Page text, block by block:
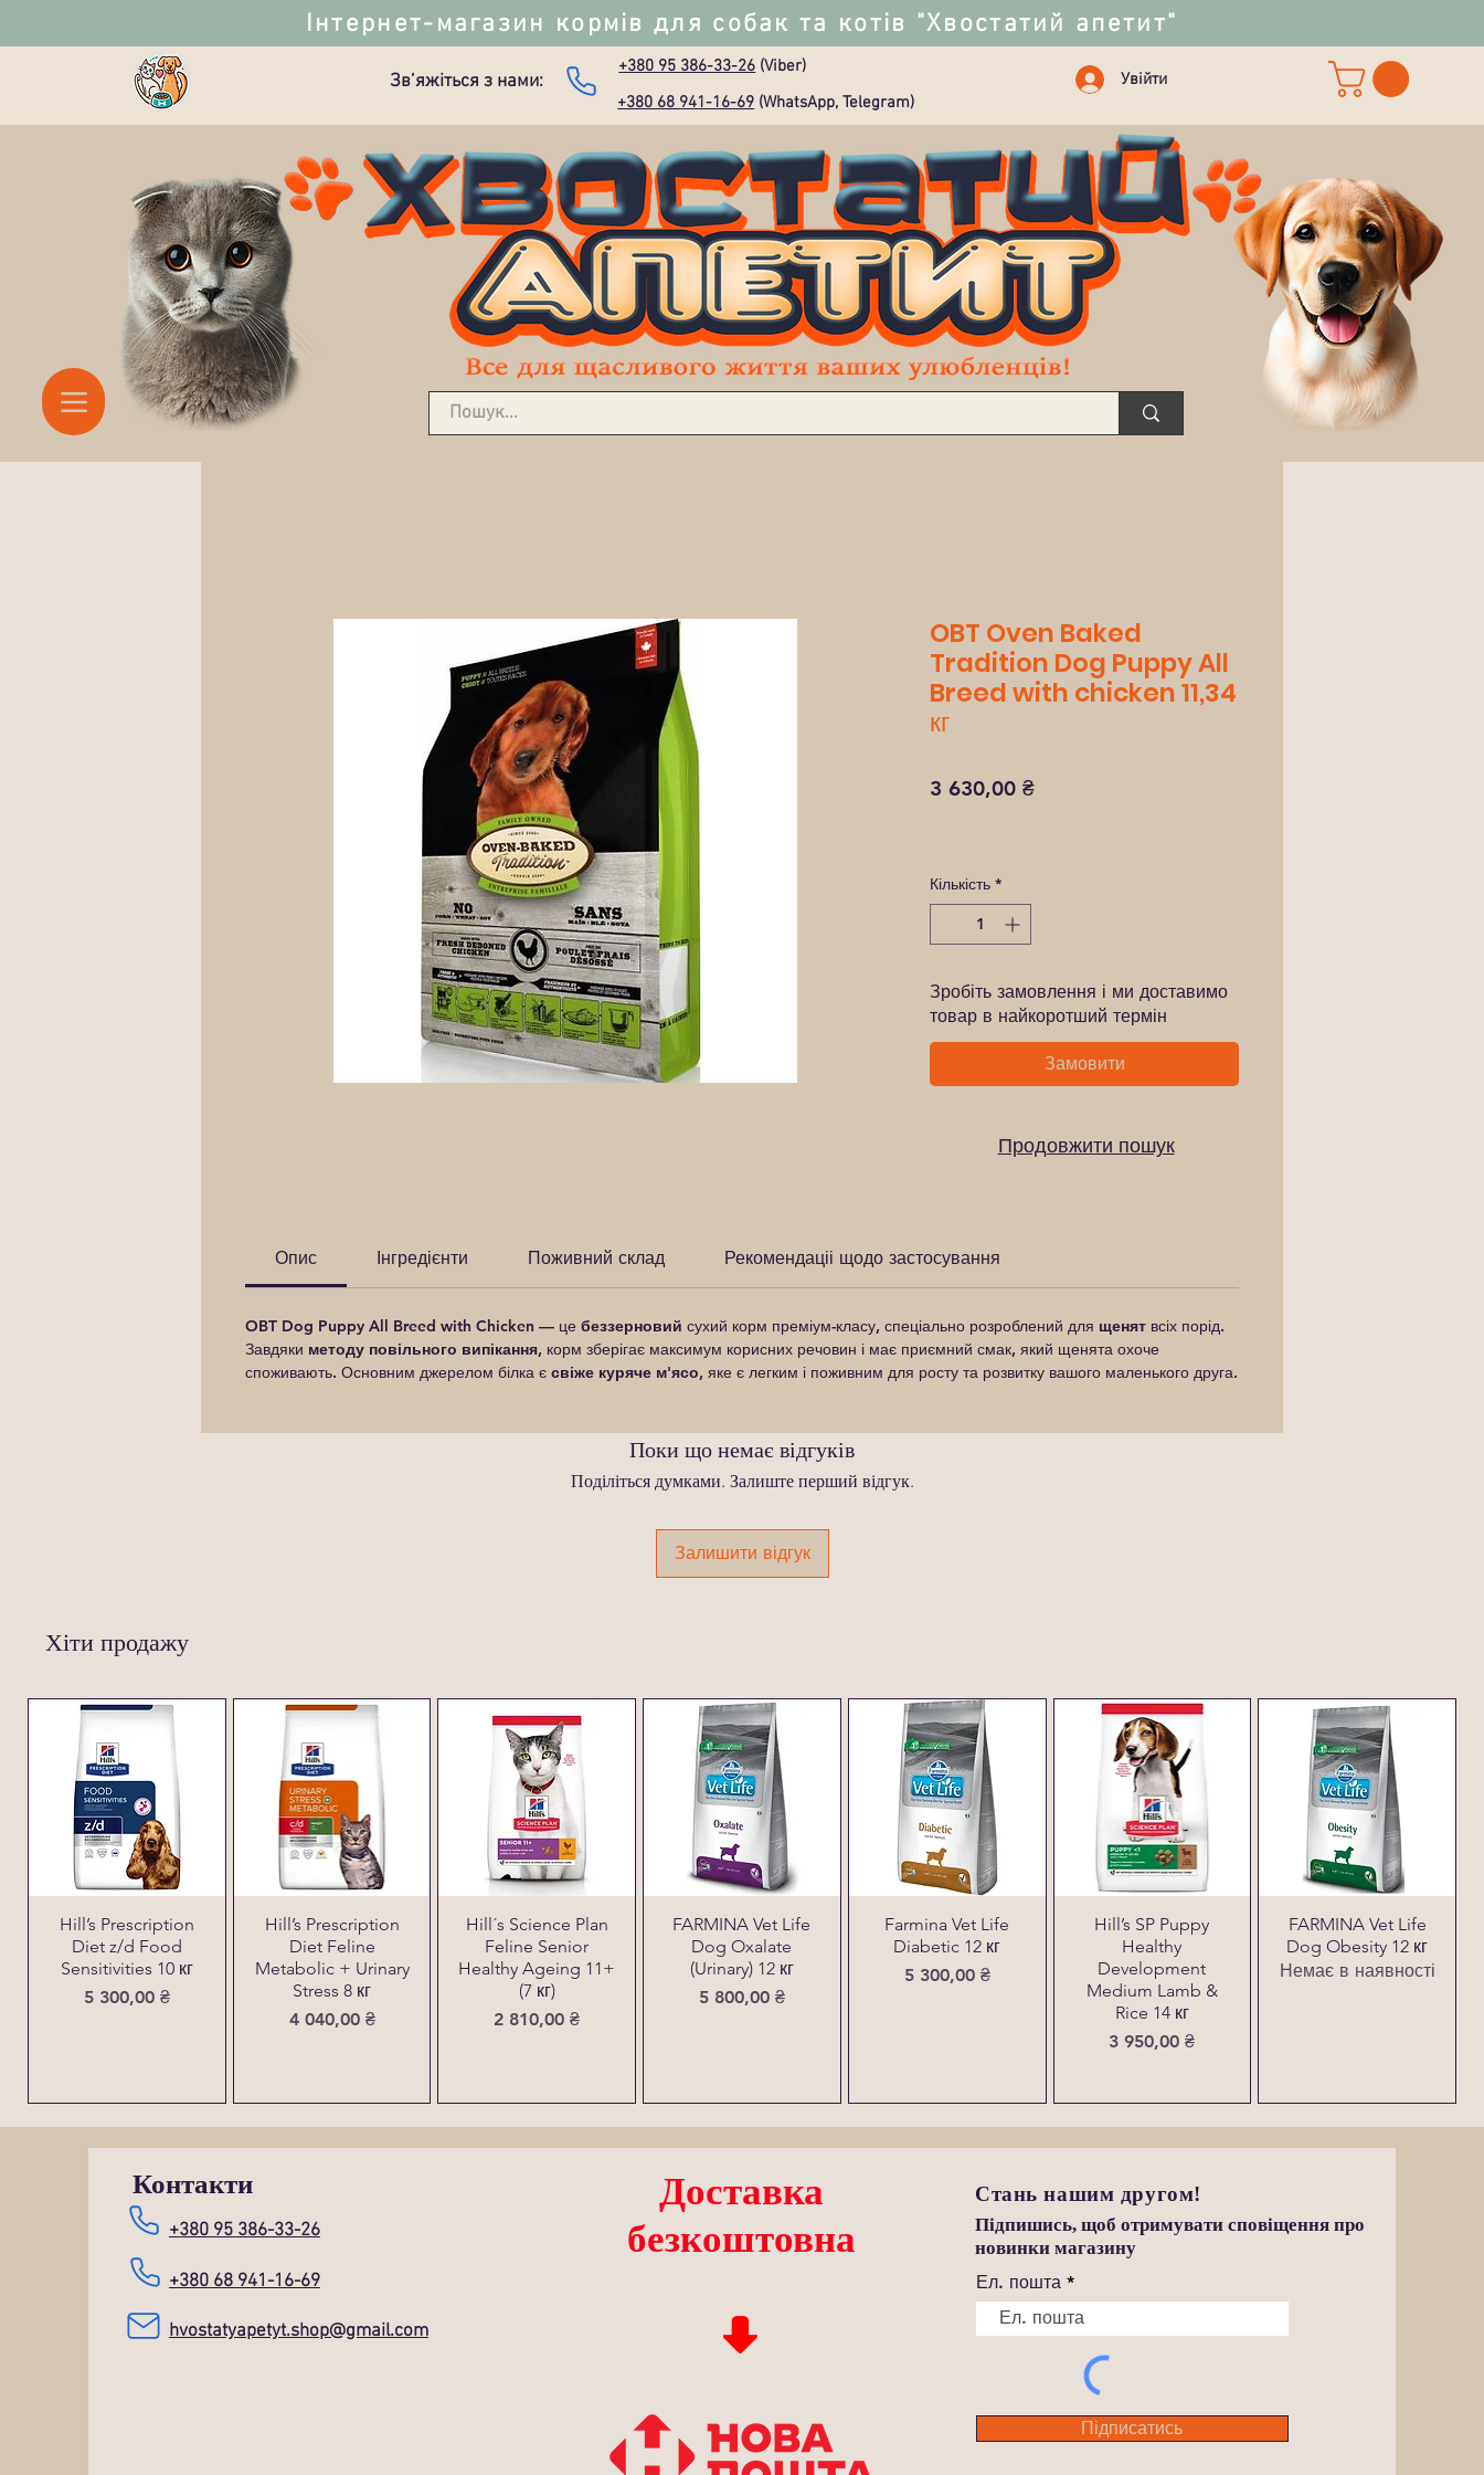
Інтернет-магазин кормів для собак та котів "Хвостатий апетит"
Зв’яжіться з нами:
+380 95 386-33-26 (Viber)
+380 68 941-16-69 (WhatsApp, Telegram)
Увійти
OBT Oven Baked
Tradition Dog Puppy All
Breed with chicken 11,34
кг
3 630,00 ₴Ціна
Кількість *
Зробіть замовлення і ми доставимо
товар в найкоротший термін
Замовити
Опис Інгредієнти Поживний склад Рекомендаціі щодо застосування
OBT Dog Puppy All Breed with Chicken — це беззерновий сухий корм преміум-класу, спеціально розроблений для щенят всіх порід.
Завдяки методу повільного випікання, корм зберігає максимум корисних речовин і має приємний смак, який щенята охоче
споживають. Основним джерелом білка є свіже куряче м'ясо, яке є легким і поживним для росту та розвитку вашого маленького друга.
Поки що немає відгуків
Поділіться думками. Залиште перший відгук.
Залишити відгук
Продовжити пошук
Хіти продажу
Hill’s Prescription
Diet z/d Food
Sensitivities 10 кг
Ціна
5 300,00 ₴
Hill’s Prescription
Diet Feline
Metabolic + Urinary
Stress 8 кг
Ціна
4 040,00 ₴
Hill´s Science Plan
Feline Senior
Healthy Ageing 11+
(7 кг)
Ціна
2 810,00 ₴
FARMINA Vet Life
Dog Oxalate
(Urinary) 12 кг
Ціна
5 800,00 ₴
Farmina Vet Life
Diabetic 12 кг
Ціна
5 300,00 ₴
Hill’s SP Puppy
Healthy
Development
Medium Lamb &
Rice 14 кг
Ціна
3 950,00 ₴
FARMINA Vet Life
Dog Obesity 12 кг
Немає в наявності
Контакти
+380 95 386-33-26
+380 68 941-16-69
hvostatyapetyt.shop@gmail.com
Доставка
безкоштовна
Стань нашим другом!
Підпишись, щоб отримувати сповіщення про
новинки магазину
Ел. пошта
Підписатись